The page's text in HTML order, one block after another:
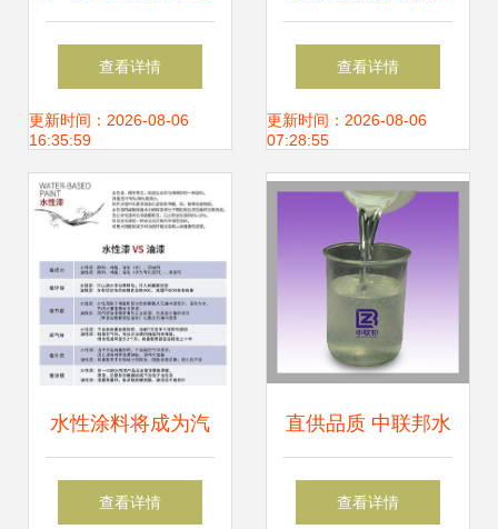
坪漆 矿能水漆快干
地坪涂料的优势与
应用
查看详情
更新时间：2026-08-06
16:35:59
创新实践缔造“晨阳
黄”与行业新格局
查看详情
更新时间：2026-08-06
07:28:55
水性涂料将成为汽
车涂装行业主要发
查看详情
直供品质 中联邦水
性厚浆型涂料消泡
查看详情